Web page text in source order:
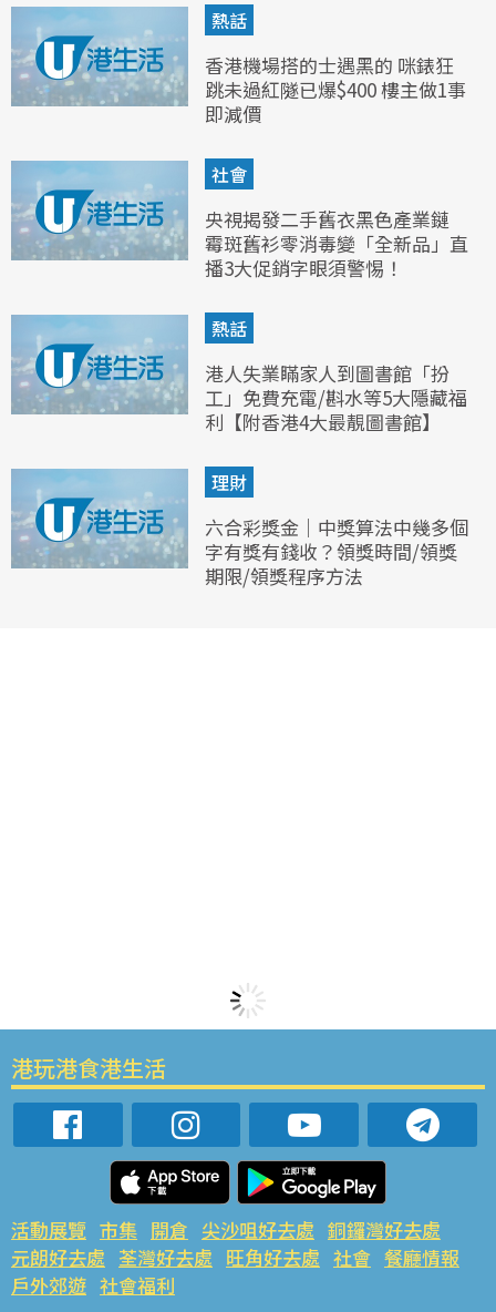
熱話
香港機場搭的士遇黑的 咪錶狂
跳未過紅隧已爆$400 樓主做1事
即減價
社會
央視揭發二手舊衣黑色產業鏈
霉斑舊衫零消毒變「全新品」直
播3大促銷字眼須警惕！
熱話
港人失業瞞家人到圖書館「扮
工」免費充電/斟水等5大隱藏福
利【附香港4大最靚圖書館】
理財
六合彩獎金｜中獎算法中幾多個
字有獎有錢收？領獎時間/領獎
期限/領獎程序方法
港玩港食港生活
活動展覽 市集 開倉 尖沙咀好去處 銅鑼灣好去處
元朗好去處 荃灣好去處 旺角好去處 社會 餐廳情報
戶外郊遊 社會福利